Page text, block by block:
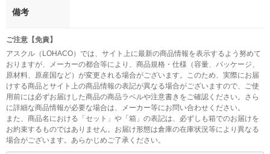
備考
ご注意【免責】
アスクル（LOHACO）では、サイト上に最新の商品情報を表示するよう努めて
おりますが、メーカーの都合等により、商品規格・仕様（容量、パッケージ、
原材料、原産国など）が変更される場合がございます。このため、実際にお届
けする商品とサイト上の商品情報の表記が異なる場合がございますので、ご使
用前には必ずお届けした商品の商品ラベルや注意書きをご確認ください。さら
に詳細な商品情報が必要な場合は、メーカー等にお問い合わせください。
また、商品名における「セット」や「箱」の表記は、必ずしも箱でのお届けを
お約束するものではありません。お届け形態は倉庫の在庫状況等により異なる
場合がございます。あらかじめご了承ください。